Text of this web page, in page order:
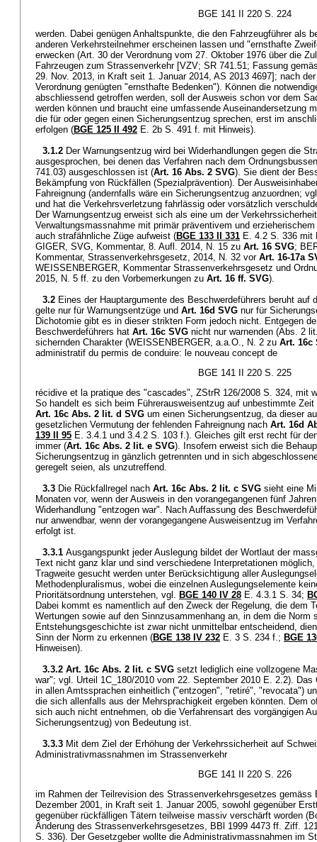
BGE 141 II 220 S. 224
werden. Dabei genügen Anhaltspunkte, die den Fahrzeugführer als
anderen Verkehrsteilnehmer erscheinen lassen und "ernsthafte
erwecken (Art. 30 der Verordnung vom 27. Oktober 1976 über die
Fahrzeugen zum Strassenverkehr [VZV; SR 741.51; Fassung
29. Nov. 2013, in Kraft seit 1. Januar 2014, AS 2013 4697]; nach
Verordnung genügten "ernsthafte Bedenken"). Können die
abschliessend getroffen werden, soll der Ausweis schon vor dem
werden können und braucht eine umfassende Auseinandersetzung
die für oder gegen einen Sicherungsentzug sprechen, erst im
erfolgen (BGE 125 II 492 E. 2b S. 491 f. mit Hinweis).
3.1.2 Der Warnungsentzug wird bei Widerhandlungen gegen die
ausgesprochen, bei denen das Verfahren nach dem
741.03) ausgeschlossen ist (Art. 16 Abs. 2 SVG). Sie dient der
Bekämpfung von Rückfällen (Spezialprävention). Der
Fahreignung (andernfalls wäre ein Sicherungsentzug anzuordnen;
und hat die Verkehrsverletzung fahrlässig oder vorsätzlich
Der Warnungsentzug erweist sich als eine um der
Verwaltungsmassnahme mit primär präventivem und
auch strafähnliche Züge aufweist (BGE 133 II 331 E. 4.2 S. 336 mit
GIGER, SVG, Kommentar, 8. Aufl. 2014, N. 15 zu Art. 16 SVG;
Kommentar, Strassenverkehrsgesetz, 2014, N. 32 vor Art. 16-17a
WEISSENBERGER, Kommentar Strassenverkehrsgesetz und
2015, N. 5 ff. zu den Vorbemerkungen zu Art. 16 ff. SVG).
3.2 Eines der Hauptargumente des Beschwerdeführers beruht auf
gelte nur für Warnungsentzüge und Art. 16d SVG nur für
Dichotomie gibt es in dieser strikten Form jedoch nicht. Entgegen
Beschwerdeführers hat Art. 16c SVG nicht nur warnenden (Abs. 2
sichernden Charakter (WEISSENBERGER, a.a.O., N. 2 zu Art. 16c
administratif du permis de conduire: le nouveau concept de
BGE 141 II 220 S. 225
récidive et la pratique des "cascades", ZStrR 126/2008 S. 324, mit
So handelt es sich beim Führerausweisentzug auf unbestimmte
Art. 16c Abs. 2 lit. d SVG um einen Sicherungsentzug, da dieser
gesetzlichen Vermutung der fehlenden Fahreignung nach Art. 16d
139 II 95 E. 3.4.1 und 3.4.2 S. 103 f.). Gleiches gilt erst recht für
immer (Art. 16c Abs. 2 lit. e SVG). Insofern erweist sich die
Sicherungsentzug in gänzlich getrennten und in sich
geregelt seien, als unzutreffend.
3.3 Die Rückfallregel nach Art. 16c Abs. 2 lit. c SVG sieht eine
Monaten vor, wenn der Ausweis in den vorangegangenen fünf
Widerhandlung "entzogen war". Nach Auffassung des
nur anwendbar, wenn der vorangegangene Ausweisentzug im
erfolgt ist.
3.3.1 Ausgangspunkt jeder Auslegung bildet der Wortlaut der
Text nicht ganz klar und sind verschiedene Interpretationen
Tragweite gesucht werden unter Berücksichtigung aller
Methodenpluralismus, wobei die einzelnen Auslegungselemente
Prioritätsordnung unterstehen, vgl. BGE 140 IV 28 E. 4.3.1 S. 34;
Dabei kommt es namentlich auf den Zweck der Regelung, die dem
Wertungen sowie auf den Sinnzusammenhang an, in dem die Norm
Entstehungsgeschichte ist zwar nicht unmittelbar entscheidend,
Sinn der Norm zu erkennen (BGE 138 IV 232 E. 3 S. 234 f.; BGE
Hinweisen).
3.3.2 Art. 16c Abs. 2 lit. c SVG setzt lediglich eine vollzogene
war"; vgl. Urteil 1C_180/2010 vom 22. September 2010 E. 2.2).
in allen Amtssprachen einheitlich ("entzogen", "retiré", "revocata")
die sich allenfalls aus der Mehrsprachigkeit ergeben könnten. Dem
sich auch nicht entnehmen, ob die Verfahrensart des vorgängigen
Sicherungsentzug) von Bedeutung ist.
3.3.3 Mit dem Ziel der Erhöhung der Verkehrssicherheit auf
Administrativmassnahmen im Strassenverkehr
BGE 141 II 220 S. 226
im Rahmen der Teilrevision des Strassenverkehrsgesetzes gemäss
Dezember 2001, in Kraft seit 1. Januar 2005, sowohl gegenüber
gegenüber rückfälligen Tätern teilweise massiv verschärft worden
Änderung des Strassenverkehrsgesetzes, BBl 1999 4473 ff. Ziff.
S. 336). Der Gesetzgeber wollte die Administrativmassnahmen im